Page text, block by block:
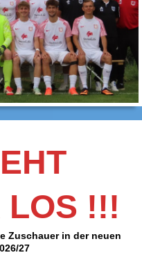
LOS !!!
Zuschauer in der neuen
27